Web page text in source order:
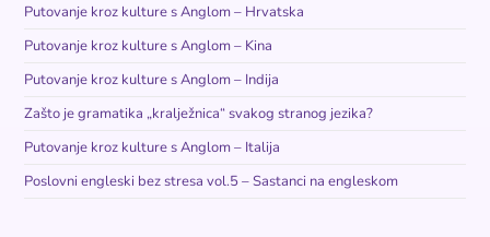
Putovanje kroz kulture s Anglom – Hrvatska
Putovanje kroz kulture s Anglom – Kina
Putovanje kroz kulture s Anglom – Indija
Zašto je gramatika „kralježnica“ svakog stranog jezika?
Putovanje kroz kulture s Anglom – Italija
Poslovni engleski bez stresa vol.5 – Sastanci na engleskom